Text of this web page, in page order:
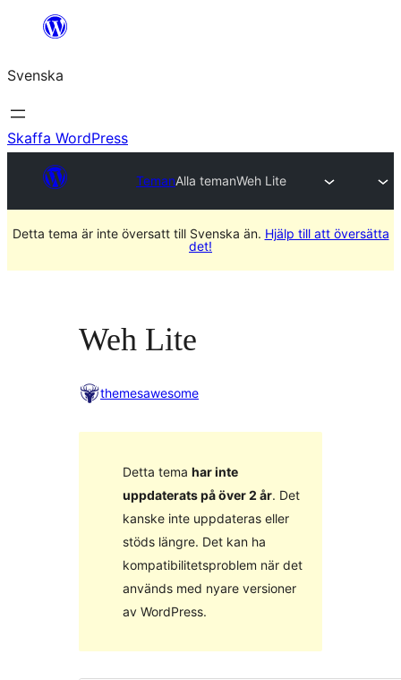
Hoppa
innehåll
Svenska
Skaffa WordPress
TemanAlla temanWeh Lite
Detta tema är inte översatt till Svenska än. Hjälp till att översätta
det!
Weh Lite
themesawesome
Detta tema har inte
uppdaterats på över 2 år. Det
kanske inte uppdateras eller
stöds längre. Det kan ha
kompatibilitetsproblem när det
används med nyare versioner
av WordPress.